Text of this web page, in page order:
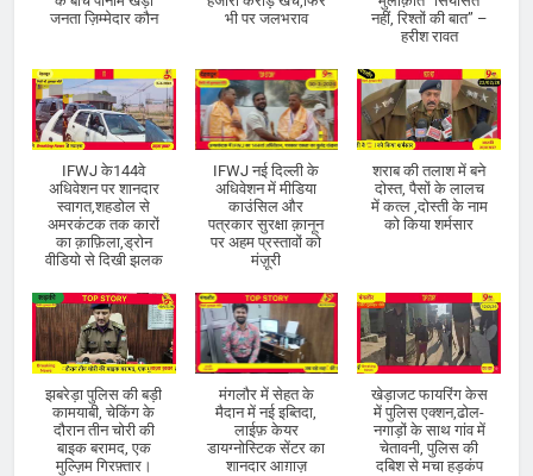
जनता ज़िम्मेदार कौन
भी पर जलभराव
नहीं, रिश्तों की बात” –
हरीश रावत
IFWJ के144वे
अधिवेशन पर शानदार
स्वागत,शहडोल से
अमरकंटक तक कारों
का क़ाफ़िला,ड्रोन
वीडियो से दिखी झलक
IFWJ नई दिल्ली के
अधिवेशन में मीडिया
काउंसिल और
पत्रकार सुरक्षा क़ानून
पर अहम प्रस्तावों को
मंज़ूरी
शराब की तलाश में बने
दोस्त, पैसों के लालच
में कत्ल ,दोस्ती के नाम
को किया शर्मसार
झबरेड़ा पुलिस की बड़ी
कामयाबी, चेकिंग के
दौरान तीन चोरी की
बाइक बरामद, एक
मुल्ज़िम गिरफ़्तार।
मंगलौर में सेहत के
मैदान में नई इब्तिदा,
लाईफ़ केयर
डायग्नोस्टिक सेंटर का
शानदार आग़ाज़
खेड़ाजट फायरिंग केस
में पुलिस एक्शन,ढोल-
नगाड़ों के साथ गांव में
चेतावनी, पुलिस की
दबिश से मचा हड़कंप